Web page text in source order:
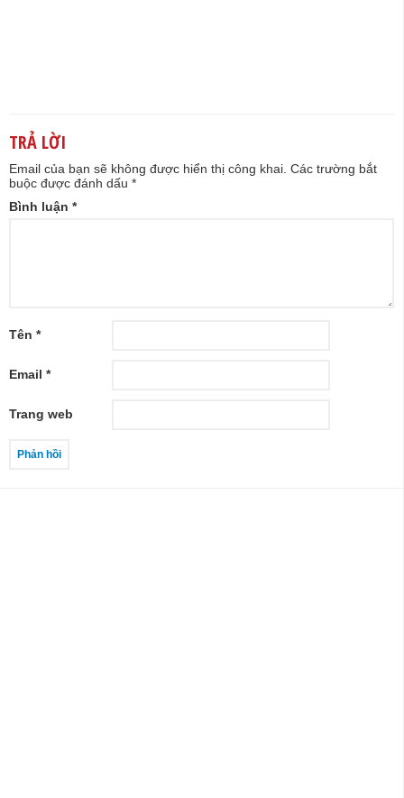
TRẢ LỜI
Email của bạn sẽ không được hiển thị công khai. Các trường bắt
buộc được đánh dấu *
Bình luận *
Tên *
Email *
Trang web